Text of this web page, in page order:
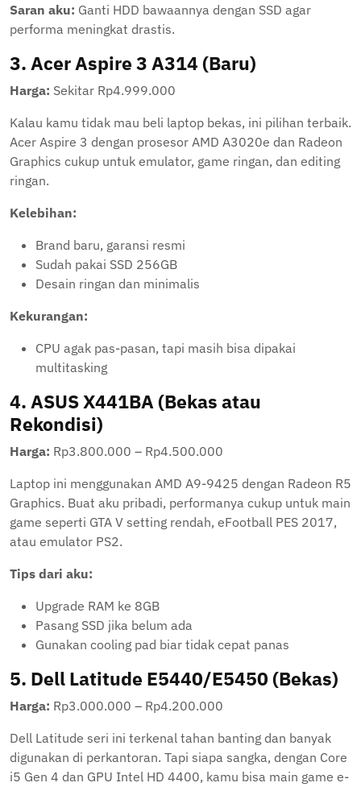
Saran aku: Ganti HDD bawaannya dengan SSD agar
performa meningkat drastis.
3. Acer Aspire 3 A314 (Baru)
Harga: Sekitar Rp4.999.000
Kalau kamu tidak mau beli laptop bekas, ini pilihan terbaik.
Acer Aspire 3 dengan prosesor AMD A3020e dan Radeon
Graphics cukup untuk emulator, game ringan, dan editing
ringan.
Kelebihan:
Brand baru, garansi resmi
Sudah pakai SSD 256GB
Desain ringan dan minimalis
Kekurangan:
CPU agak pas-pasan, tapi masih bisa dipakai
multitasking
4. ASUS X441BA (Bekas atau
Rekondisi)
Harga: Rp3.800.000 – Rp4.500.000
Laptop ini menggunakan AMD A9-9425 dengan Radeon R5
Graphics. Buat aku pribadi, performanya cukup untuk main
game seperti GTA V setting rendah, eFootball PES 2017,
atau emulator PS2.
Tips dari aku:
Upgrade RAM ke 8GB
Pasang SSD jika belum ada
Gunakan cooling pad biar tidak cepat panas
5. Dell Latitude E5440/E5450 (Bekas)
Harga: Rp3.000.000 – Rp4.200.000
Dell Latitude seri ini terkenal tahan banting dan banyak
digunakan di perkantoran. Tapi siapa sangka, dengan Core
i5 Gen 4 dan GPU Intel HD 4400, kamu bisa main game e-